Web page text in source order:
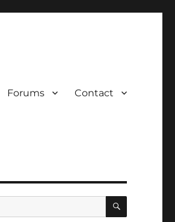
Forums Contact
SEARCH